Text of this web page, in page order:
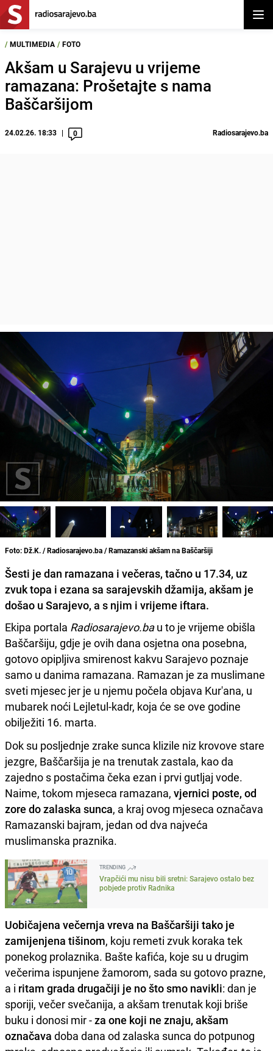
/ MULTIMEDIA / FOTO
Akšam u Sarajevu u vrijeme
ramazana: Prošetajte s nama
Baščaršijom
24.02.26. 18:33 0 Radiosarajevo.ba
Foto: Dž.K. / Radiosarajevo.ba / Ramazanski akšam na Baščaršiji
Šesti je dan ramazana i večeras, tačno u 17.34, uz
zvuk topa i ezana sa sarajevskih džamija, akšam je
došao u Sarajevo, a s njim i vrijeme iftara.
Ekipa portala Radiosarajevo.bau to je vrijeme obišla
Baščaršiju, gdje je ovih dana osjetna ona posebna,
gotovo opipljiva smirenost kakvu Sarajevo poznaje
samo u danima ramazana. Ramazan je za muslimane
sveti mjesec jer je u njemu počela objava Kur'ana, u
mubarek noći Lejletul-kadr, koja će se ove godine
obilježiti 16. marta.
Dok su posljednje zrake sunca klizile niz krovove stare
jezgre, Baščaršija je na trenutak zastala, kao da
zajedno s postačima čeka ezan i prvi gutljaj vode.
Naime, tokom mjeseca ramazana, vjernici poste, od
zore do zalaska sunca, a kraj ovog mjeseca označava
Ramazanski bajram, jedan od dva najveća
muslimanska praznika.
TRENDING
Vrapčići mu nisu bili sretni: Sarajevo ostalo bez
pobjede protiv Radnika
Uobičajena večernja vreva na Baščaršiji tako je
zamijenjena tišinom, koju remeti zvuk koraka tek
ponekog prolaznika. Bašte kafića, koje su u drugim
večerima ispunjene žamorom, sada su gotovo prazne,
a i ritam grada drugačiji je no što smo navikli: dan je
sporiji, večer svečanija, a akšam trenutak koji briše
buku i donosi mir -za one koji ne znaju, akšam
označava doba dana od zalaska sunca do potpunog